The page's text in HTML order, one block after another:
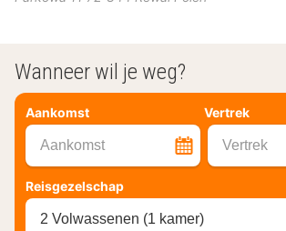
Wanneer wil je weg?
Aankomst Vertrek
Aankomst Vertrek
Reisgezelschap
2 Volwassenen (1 kamer)